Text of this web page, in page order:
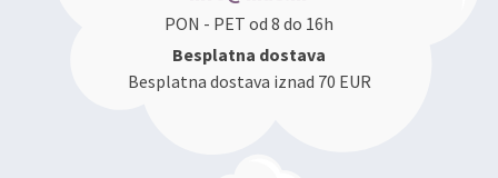
PON - PET od 8 do 16h
Besplatna dostava
Besplatna dostava iznad 70 EUR